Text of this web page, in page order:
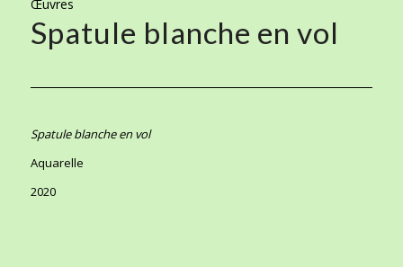
Œuvres
Spatule blanche en vol
Spatule blanche en vol
Aquarelle
2020